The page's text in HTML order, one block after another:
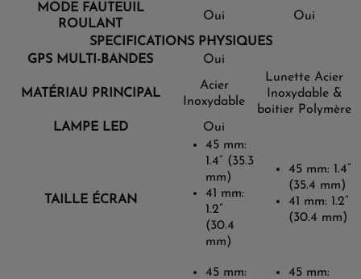
MODE FAUTEUIL
ROULANT
Oui
Oui
SPECIFICATIONS PHYSIQUES
GPS MULTI-BANDES
Oui
MATÉRIAU PRINCIPAL
Acier
Inoxydable
Lunette Acier
Inoxydable &
boitier Polymère
LAMPE LED
Oui
TAILLE ÉCRAN
45 mm:
1.4” (35.3
mm)
41 mm:
1.2”
(30.4
mm)
45 mm: 1.4”
(35.4 mm)
41 mm: 1.2”
(30.4 mm)
45 mm: 45 mm: